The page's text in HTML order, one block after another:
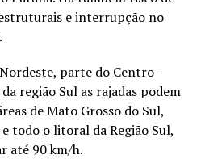
e interrupção no
parte do Centro-
região Sul as rajadas podem
de Mato Grosso do Sul,
todo o litoral da Região Sul,
até 90 km/h.